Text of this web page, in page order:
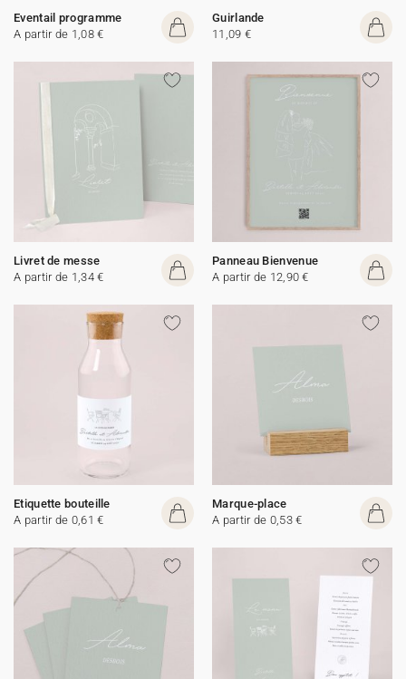
Eventail programme
A partir de 1,08 €
Guirlande
11,09 €
Livret de messe
A partir de 1,34 €
Panneau Bienvenue
A partir de 12,90 €
Etiquette bouteille
A partir de 0,61 €
Marque-place
A partir de 0,53 €